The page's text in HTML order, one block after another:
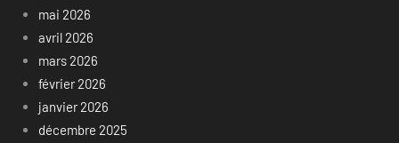
mai 2026
avril 2026
mars 2026
février 2026
janvier 2026
décembre 2025